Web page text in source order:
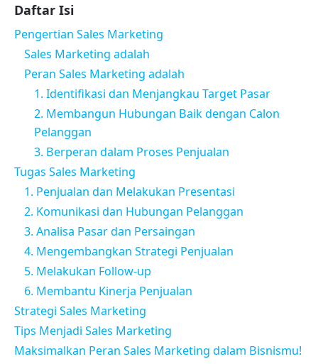
Daftar Isi
Pengertian Sales Marketing
Sales Marketing adalah
Peran Sales Marketing adalah
1. Identifikasi dan Menjangkau Target Pasar
2. Membangun Hubungan Baik dengan Calon
Pelanggan
3. Berperan dalam Proses Penjualan
Tugas Sales Marketing
1. Penjualan dan Melakukan Presentasi
2. Komunikasi dan Hubungan Pelanggan
3. Analisa Pasar dan Persaingan
4. Mengembangkan Strategi Penjualan
5. Melakukan Follow-up
6. Membantu Kinerja Penjualan
Strategi Sales Marketing
Tips Menjadi Sales Marketing
Maksimalkan Peran Sales Marketing dalam Bisnismu!